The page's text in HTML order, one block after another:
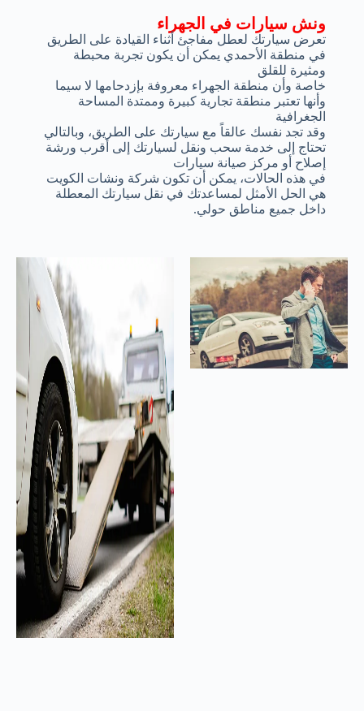
ونش سيارات في الجهراء
تعرض سيارتك لعطل مفاجئ أثناء القيادة على الطريق
في منطقة الأحمدي يمكن أن يكون تجربة محبطة
ومثيرة للقلق
خاصة وأن منطقة الجهراء معروفة بإزدحامها لا سيما
وأنها تعتبر منطقة تجارية كبيرة وممتدة المساحة
الجغرافية
وقد تجد نفسك عالقاً مع سيارتك على الطريق، وبالتالي
تحتاج إلى خدمة سحب ونقل لسيارتك إلى أقرب ورشة
إصلاح أو مركز صيانة سيارات
في هذه الحالات، يمكن أن تكون شركة ونشات الكويت
هي الحل الأمثل لمساعدتك في نقل سيارتك المعطلة
داخل جميع مناطق حولي.